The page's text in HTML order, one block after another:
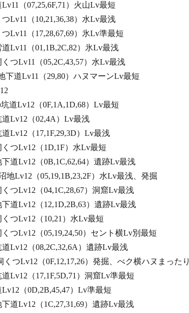
（07,25,6F,71）火山Lv最短
Lv11（10,21,36,38）水Lv最浅
Lv11（17,28,67,69）氷Lv準最短
道Lv11（01,1B,2C,82）氷Lv最浅
つLv11（05,2C,43,57）水Lv最浅
下道Lv11（29,80）ハヌマーンLv最短
道Lv12（0F,1A,1D,68）Lv最短
道Lv12（02,4A）Lv最浅
Lv12（17,1F,29,3D）Lv最浅
くつLv12（1D,1F）水Lv最短
下道Lv12（0B,1C,62,64）遺跡Lv最浅
地Lv12（05,19,1B,23,2F）水Lv最浅、発掘
くつLv12（04,1C,28,67）洞窟Lv最浅
下道Lv12（12,1D,2B,63）遺跡Lv最浅
くつLv12（10,21）水Lv最短
くつLv12（05,19,24,50）セント横Lv別最短
道Lv12（08,2C,32,6A）遺跡Lv最浅
くつLv12（0F,12,17,26）発掘、べク横ハヌまったり
道Lv12（17,1F,5D,71）洞窟Lv準最短
Lv12（0D,2B,45,47）Lv準最短
下道Lv12（1C,27,31,69）遺跡Lv最浅